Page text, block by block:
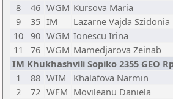
8
46 WGM Kursova Maria
9
35 IM Lazarne Vajda Szidonia
10 90 WGM Ionescu Irina
11
76 WGM Mamedjarova Zeinab
IM Khukhashvili Sopiko 2355 GEO
1
88 WIM Khalafova Narmin
2
72 WFM Movileanu Daniela